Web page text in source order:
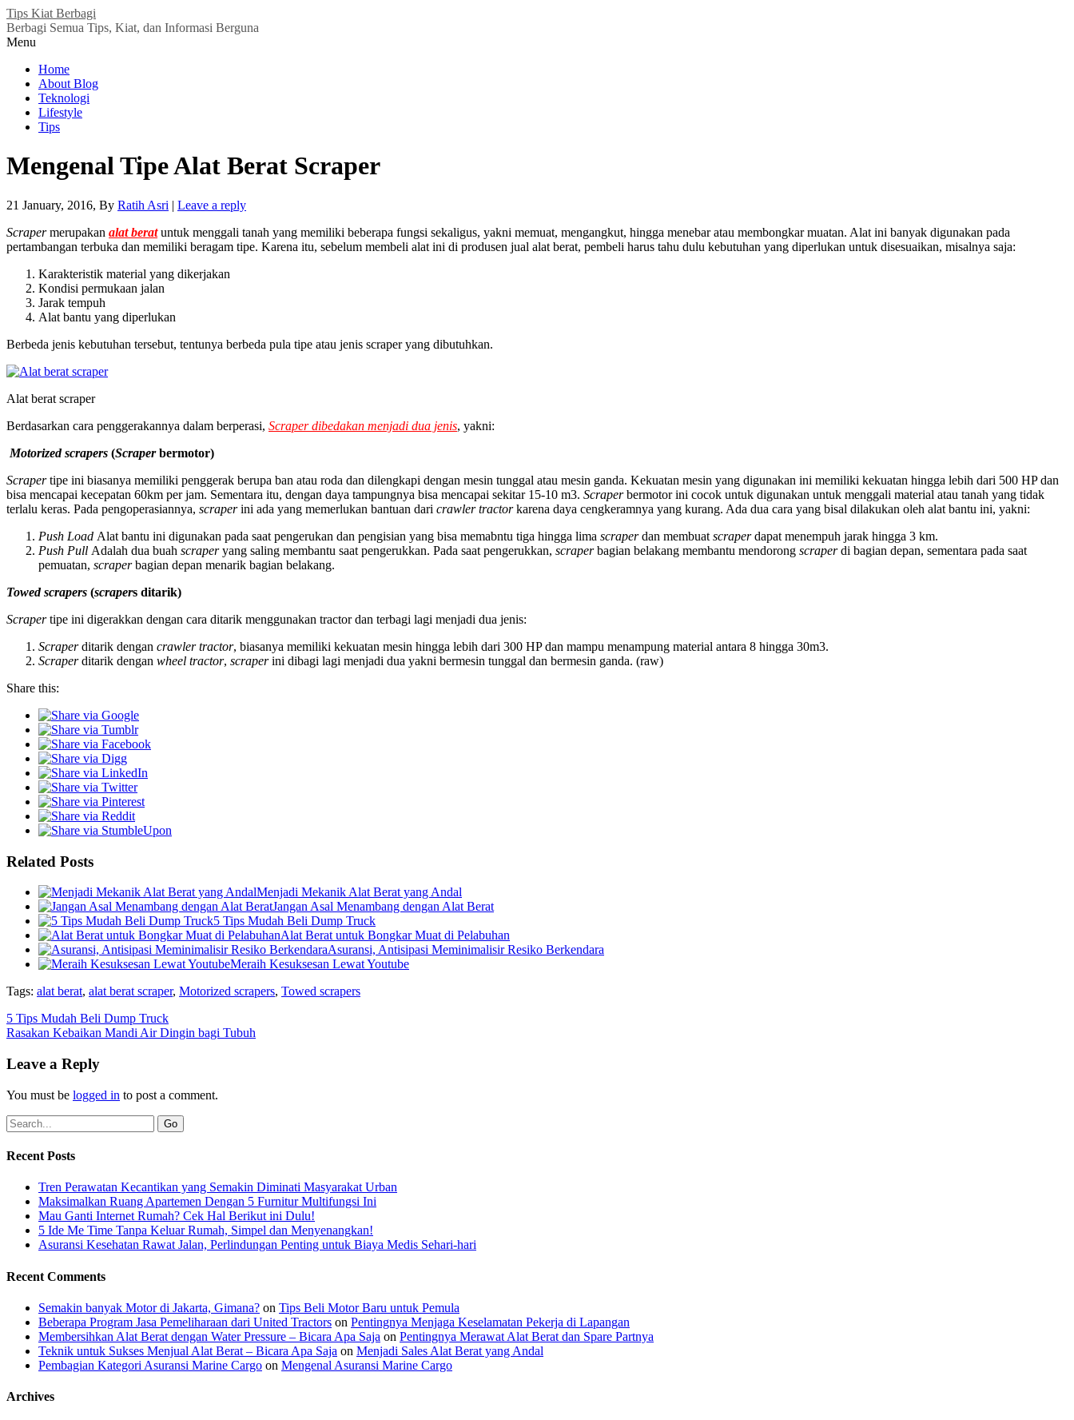
Tips Kiat Berbagi
Berbagi Semua Tips, Kiat, dan Informasi Berguna
Menu
Home
About Blog
Teknologi
Lifestyle
Tips
Mengenal Tipe Alat Berat Scraper
21 January, 2016, By Ratih Asri | Leave a reply
Scrapermerupakan alat beratuntuk menggali tanah yang memiliki beberapa fungsi sekaligus, yakni memuat, mengangkut, hingga menebar atau membongkar muatan. Alat ini banyak digunakan pada
pertambangan terbuka dan memiliki beragam tipe. Karena itu, sebelum membeli alat ini di produsen jual alat berat, pembeli harus tahu dulu kebutuhan yang diperlukan untuk disesuaikan, misalnya saja:
Karakteristik material yang dikerjakan
Kondisi permukaan jalan
Jarak tempuh
Alat bantu yang diperlukan
Berbeda jenis kebutuhan tersebut, tentunya berbeda pula tipe atau jenis scraper yang dibutuhkan.
Alat berat scraper
Berdasarkan cara penggerakannya dalam berperasi, Scraper dibedakan menjadi dua jenis, yakni:
Motorized scrapers (Scraperbermotor)
Scrapertipe ini biasanya memiliki penggerak berupa ban atau roda dan dilengkapi dengan mesin tunggal atau mesin ganda. Kekuatan mesin yang digunakan ini memiliki kekuatan hingga lebih dari 500 HP dan
bisa mencapai kecepatan 60km per jam. Sementara itu, dengan daya tampungnya bisa mencapai sekitar 15-10 m3. Scraperbermotor ini cocok untuk digunakan untuk menggali material atau tanah yang tidak
terlalu keras. Pada pengoperasiannya, scraperini ada yang memerlukan bantuan dari crawler tractorkarena daya cengkeramnya yang kurang. Ada dua cara yang bisal dilakukan oleh alat bantu ini, yakni:
Push Load Alat bantu ini digunakan pada saat pengerukan dan pengisian yang bisa memabntu tiga hingga lima scraperdan membuat scraperdapat menempuh jarak hingga 3 km.
Push Pull Adalah dua buah scraperyang saling membantu saat pengerukkan. Pada saat pengerukkan, scraperbagian belakang membantu mendorong scraperdi bagian depan, sementara pada saat
pemuatan, scraperbagian depan menarik bagian belakang.
Towed scrapers (scrapers ditarik)
Scrapertipe ini digerakkan dengan cara ditarik menggunakan tractor dan terbagi lagi menjadi dua jenis:
Scraperditarik dengan crawler tractor, biasanya memiliki kekuatan mesin hingga lebih dari 300 HP dan mampu menampung material antara 8 hingga 30m3.
Scraperditarik dengan wheel tractor, scraperini dibagi lagi menjadi dua yakni bermesin tunggal dan bermesin ganda. (raw)
Share this:
Related Posts
Menjadi Mekanik Alat Berat yang Andal
Jangan Asal Menambang dengan Alat Berat
5 Tips Mudah Beli Dump Truck
Alat Berat untuk Bongkar Muat di Pelabuhan
Asuransi, Antisipasi Meminimalisir Resiko Berkendara
Meraih Kesuksesan Lewat Youtube
Tags: alat berat, alat berat scraper, Motorized scrapers, Towed scrapers
5 Tips Mudah Beli Dump Truck
Rasakan Kebaikan Mandi Air Dingin bagi Tubuh
Leave a Reply
You must be logged in to post a comment.
Recent Posts
Tren Perawatan Kecantikan yang Semakin Diminati Masyarakat Urban
Maksimalkan Ruang Apartemen Dengan 5 Furnitur Multifungsi Ini
Mau Ganti Internet Rumah? Cek Hal Berikut ini Dulu!
5 Ide Me Time Tanpa Keluar Rumah, Simpel dan Menyenangkan!
Asuransi Kesehatan Rawat Jalan, Perlindungan Penting untuk Biaya Medis Sehari-hari
Recent Comments
Semakin banyak Motor di Jakarta, Gimana? on Tips Beli Motor Baru untuk Pemula
Beberapa Program Jasa Pemeliharaan dari United Tractors on Pentingnya Menjaga Keselamatan Pekerja di Lapangan
Membersihkan Alat Berat dengan Water Pressure – Bicara Apa Saja on Pentingnya Merawat Alat Berat dan Spare Partnya
Teknik untuk Sukses Menjual Alat Berat – Bicara Apa Saja on Menjadi Sales Alat Berat yang Andal
Pembagian Kategori Asuransi Marine Cargo on Mengenal Asuransi Marine Cargo
Archives